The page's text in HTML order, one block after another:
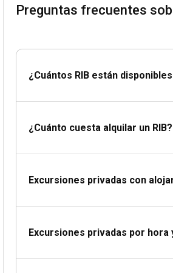
auxilios, remedios para el mareo (por si
Preguntas frecuentes
¿Cuántos RIB están
¿Cuánto cuesta alquilar un RIB?
Excursiones privadas con
Excursiones privadas por